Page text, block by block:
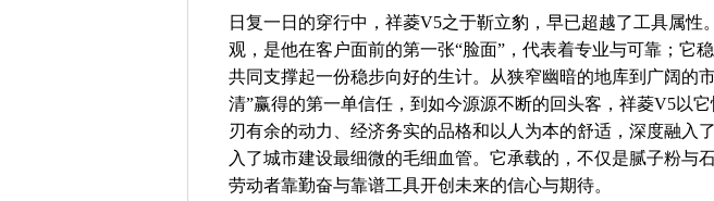
日复一日的穿行中，祥菱V5之于靳立豹，早已超越了工具属性
观，是他在客户面前的第一张“脸面”，代表着专业与可靠；它
共同支撑起一份稳步向好的生计。从狭窄幽暗的地库到广阔的
清”赢得的第一单信任，到如今源源不断的回头客，祥菱V5以
刃有余的动力、经济务实的品格和以人为本的舒适，深度融入
入了城市建设最细微的毛细血管。它承载的，不仅是腻子粉与
劳动者靠勤奋与靠谱工具开创未来的信心与期待。